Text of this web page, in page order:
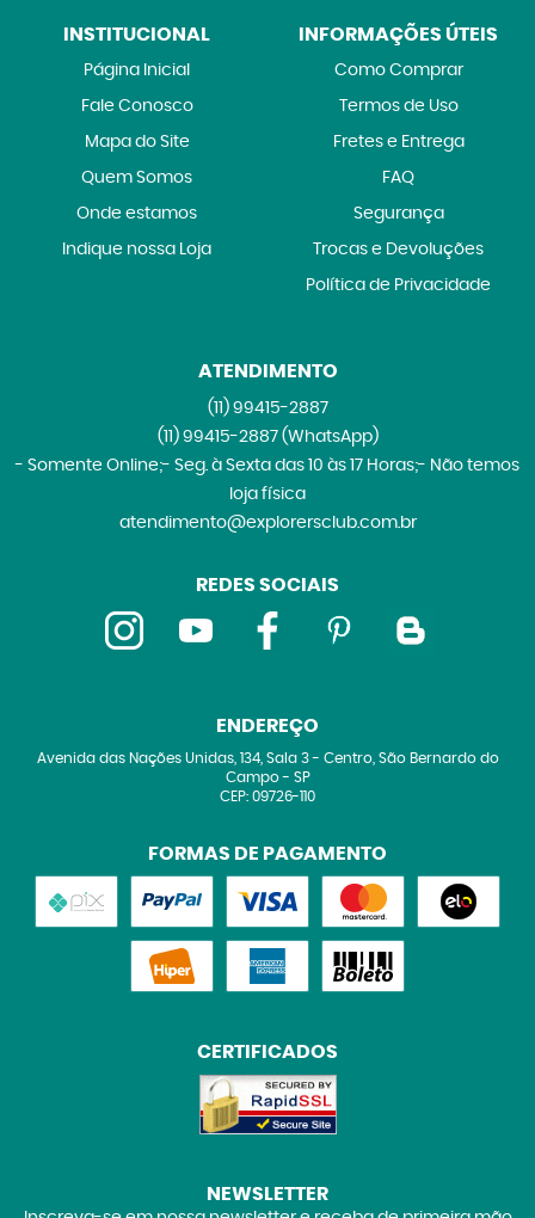
INSTITUCIONAL
Página Inicial
Fale Conosco
Mapa do Site
Quem Somos
Onde estamos
Indique nossa Loja
INFORMAÇÕES ÚTEIS
Como Comprar
Termos de Uso
Fretes e Entrega
FAQ
Segurança
Trocas e Devoluções
Política de Privacidade
ATENDIMENTO
(11)99415-2887
(11)99415-2887 (WhatsApp)
- Somente Online;- Seg. à Sexta das 10 às 17 Horas;- Não temos
loja física
atendimento@explorersclub.com.br
REDES SOCIAIS
ENDEREÇO
Avenida das Nações Unidas, 134, Sala 3- Centro, São Bernardo do
Campo- SP
CEP: 09726-110
FORMAS DE PAGAMENTO
CERTIFICADOS
NEWSLETTER